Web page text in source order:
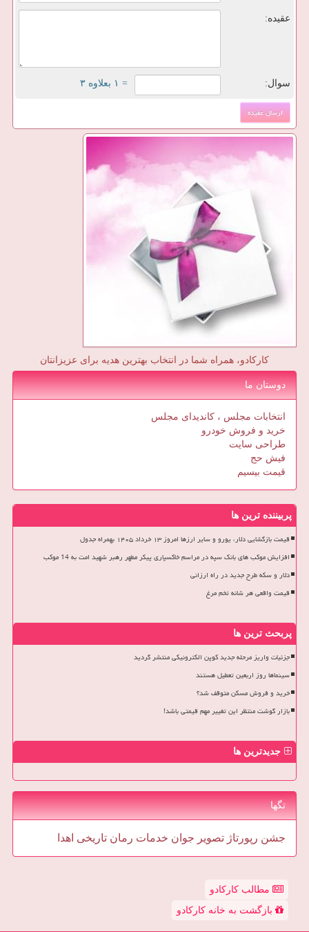
عقیده:
سوال: = ۱ بعلاوه ۳
کارکادو، همراه شما در انتخاب بهترین هدیه برای عزیزانتان
دوستان ما
انتخابات مجلس ، کاندیدای مجلس
خرید و فروش خودرو
طراحی سایت
فیش حج
قیمت بیسیم
پربیننده ترین ها
قیمت بازگشایی دلار، یورو و سایر ارزها امروز ۱۳ خرداد ۱۴۰۵ بهمراه جدول
افزایش موکب های بانک سپه در مراسم خاکسپاری پیکر مطهر رهبر شهید امت به 14 موکب
دلار و سکه طرح جدید در راه ارزانی
قیمت واقعی هر شانه تخم مرغ
پربحث ترین ها
جزئیات واریز مرحله جدید کوپن الکترونیکی منتشر گردید
سینماها روز اربعین تعطیل هستند
خرید و فروش مسکن متوقف شد؟
بازار گوشت منتظر این تغییر مهم قیمتی باشد!
جدیدترین ها
تگها
جشن رپورتاژ تصویر جوان خدمات رمان تاریخی اهدا
مطالب کارکادو
بازگشت به خانه کارکادو